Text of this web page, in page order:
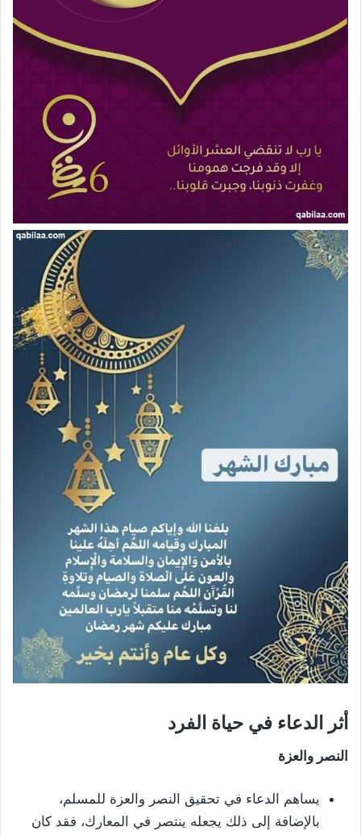
أثر الدعاء في حياة الفرد
النصر والعزة
يساهم الدعاء في تحقيق النصر والعزة للمسلم،
بالإضافة إلى ذلك يجعله ينتصر في المعارك، فقد كان